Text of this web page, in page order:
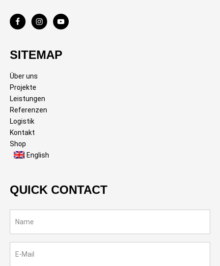
SITEMAP
Über uns
Projekte
Leistungen
Referenzen
Logistik
Kontakt
Shop
English
QUICK CONTACT